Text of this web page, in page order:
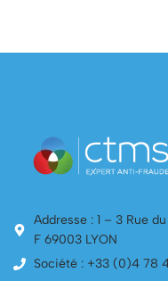
Addresse : 1 – 3 Rue
F 69003 LYON
Société : +33 (0)4 78